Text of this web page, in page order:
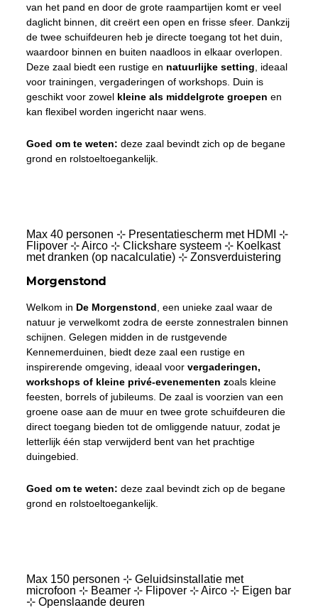
van het pand en door de grote raampartijen komt er veel
daglicht binnen, dit creërt een open en frisse sfeer. Dankzij
de twee schuifdeuren heb je directe toegang tot het duin,
waardoor binnen en buiten naadloos in elkaar overlopen.
Deze zaal biedt een rustige en natuurlijke setting , ideaal
voor trainingen, vergaderingen of workshops. Duin is
geschikt voor zowel kleine als middelgrote groepen en
kan flexibel worden ingericht naar wens.
Goed om te weten:deze zaal bevindt zich op de begane
grond en rolstoeltoegankelijk.
Max 40 personen ⊹ Presentatiescherm met HDMI ⊹
Flipover ⊹ Airco ⊹ Clickshare systeem ⊹ Koelkast
met dranken (op nacalculatie) ⊹ Zonsverduistering
Morgenstond
Welkom in De Morgenstond , een unieke zaal waar de
natuur je verwelkomt zodra de eerste zonnestralen binnen
schijnen. Gelegen midden in de rustgevende
Kennemerduinen, biedt deze zaal een rustige en
inspirerende omgeving, ideaal voorvergaderingen,
workshops of kleine privé-evenementen zoals kleine
feesten, borrels of jubileums. De zaal is voorzien van een
groene oase aan de muur en twee grote schuifdeuren die
direct toegang bieden tot de omliggende natuur, zodat je
letterlijk één stap verwijderd bent van het prachtige
duingebied.
Goed om te weten:deze zaal bevindt zich op de begane
grond en rolstoeltoegankelijk.
Max 150 personen ⊹ Geluidsinstallatie met
microfoon ⊹ Beamer ⊹ Flipover ⊹ Airco ⊹ Eigen bar
⊹ Openslaande deuren